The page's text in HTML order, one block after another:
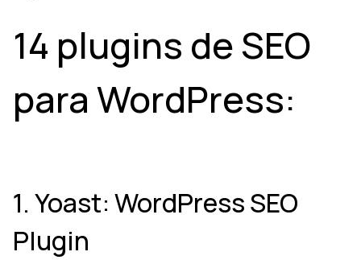
14 plugins de SEO
para WordPress:
1. Yoast: WordPress SEO
Plugin